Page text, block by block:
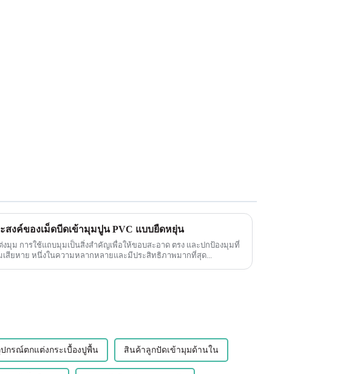
สงค์ของเม็ดบีดเข้ามุมปูน PVC แบบยืดหยุ่น
งมุม การใช้แถบมุมเป็นสิ่งสำคัญเพื่อให้ขอบสะอาด ตรง และปกป้องมุมที่
บอบบางจากความเสียหาย หนึ่งในความหลากหลายและมีประสิทธิภาพมากที่สุด...
กรณ์ตกแต่งกระเบื้องปูพื้น สินค้าลูกปัดเข้ามุมด้านใน